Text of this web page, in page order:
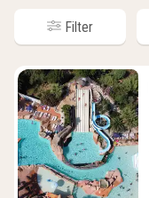
Filter